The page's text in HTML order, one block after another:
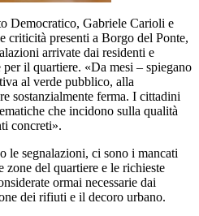
Democratico, Gabriele Carioli e
criticità presenti a Borgo del Ponte,
arrivate dai residenti e
il quartiere. «Da mesi – spiegano
al verde pubblico, alla
sostanzialmente ferma. I cittadini
che incidono sulla qualità
concreti».
le segnalazioni, ci sono i mancati
zone del quartiere e le richieste
ormai necessarie dai
dei rifiuti e il decoro urbano.